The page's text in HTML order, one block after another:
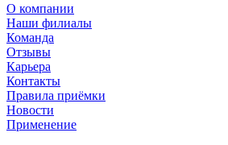
О компании
Наши филиалы
Команда
Отзывы
Карьера
Контакты
Правила приёмки
Новости
Применение